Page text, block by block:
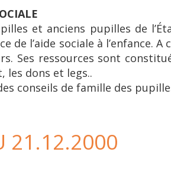
et anciens pupilles de
de l’aide sociale à
Ses ressources sont
les dons et legs..
conseils de famille des
21.12.2000